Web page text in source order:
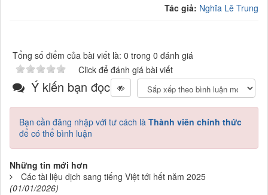
Tác giả: Nghĩa Lê Trung
Tổng số điểm của bài viết là: 0 trong 0 đánh giá
Click để đánh giá bài viết
Ý kiến bạn đọc
Bạn cần đăng nhập với tư cách là Thành viên chính thức
để có thể bình luận
Những tin mới hơn
Các tài liệu dịch sang tiếng Việt tới hết năm 2025
(01/01/2026)